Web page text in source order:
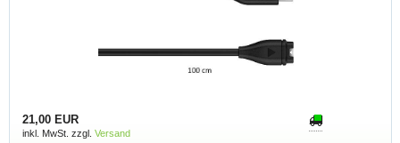
21,00 EUR
inkl. MwSt. zzgl. Versand